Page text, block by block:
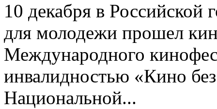
10 декабря в Российской
для молодежи прошел
Международного
инвалидностью «Кино
Национальной...